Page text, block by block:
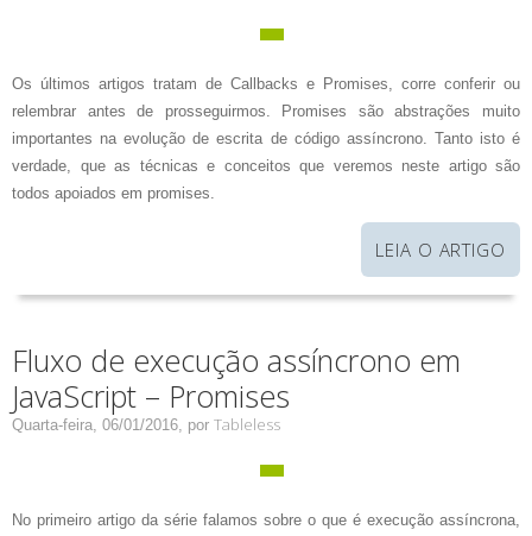
Os últimos artigos tratam de Callbacks e Promises, corre conferir ou
relembrar antes de prosseguirmos. Promises são abstrações muito
importantes na evolução de escrita de código assíncrono. Tanto isto é
verdade, que as técnicas e conceitos que veremos neste artigo são
todos apoiados em promises.
LEIA O ARTIGO
Fluxo de execução assíncrono em
JavaScript – Promises
Quarta-feira, 06/01/2016, por Tableless
No primeiro artigo da série falamos sobre o que é execução assíncrona,